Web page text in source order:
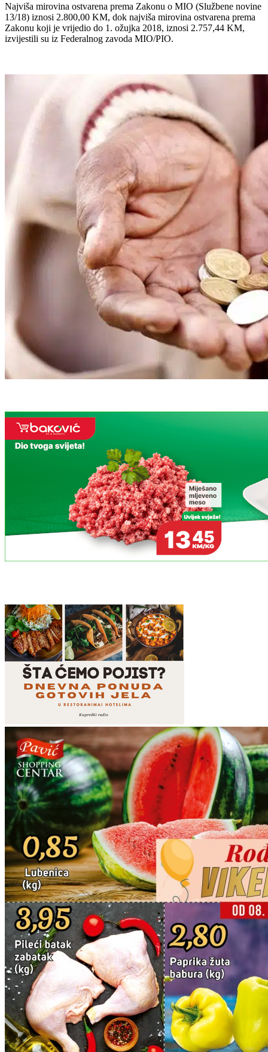
Najviša mirovina ostvarena prema Zakonu o MIO (Službene novine
13/18) iznosi 2.800,00 KM, dok najviša mirovina ostvarena prema
Zakonu koji je vrijedio do 1. ožujka 2018, iznosi 2.757,44 KM,
izvijestili su iz Federalnog zavoda MIO/PIO.